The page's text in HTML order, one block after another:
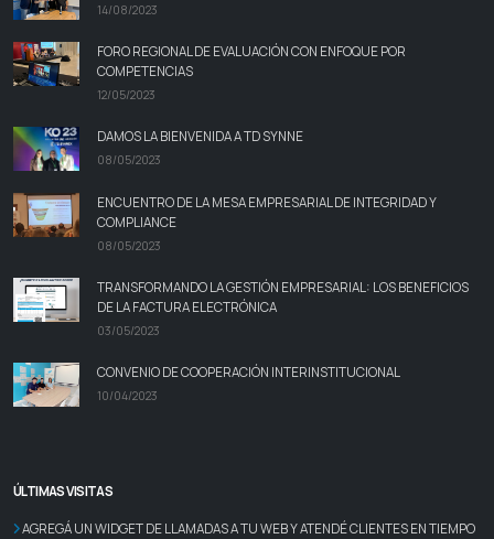
14/08/2023
FORO REGIONAL DE EVALUACIÓN CON ENFOQUE POR
COMPETENCIAS
12/05/2023
DAMOS LA BIENVENIDA A TD SYNNE
08/05/2023
ENCUENTRO DE LA MESA EMPRESARIAL DE INTEGRIDAD Y
COMPLIANCE
08/05/2023
TRANSFORMANDO LA GESTIÓN EMPRESARIAL: LOS BENEFICIOS
DE LA FACTURA ELECTRÓNICA
03/05/2023
CONVENIO DE COOPERACIÓN INTERINSTITUCIONAL
10/04/2023
ÚLTIMAS VISITAS
AGREGÁ UN WIDGET DE LLAMADAS A TU WEB Y ATENDÉ CLIENTES EN TIEMPO